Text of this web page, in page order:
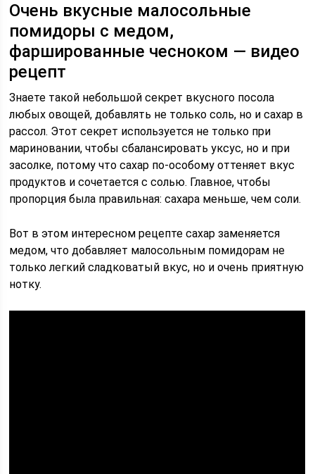
Очень вкусные малосольные
помидоры с медом,
фаршированные чесноком — видео
рецепт
Знаете такой небольшой секрет вкусного посола
любых овощей, добавлять не только соль, но и сахар в
рассол. Этот секрет используется не только при
мариновании, чтобы сбалансировать уксус, но и при
засолке, потому что сахар по-особому оттеняет вкус
продуктов и сочетается с солью. Главное, чтобы
пропорция была правильная: сахара меньше, чем соли.
Вот в этом интересном рецепте сахар заменяется
медом, что добавляет малосольным помидорам не
только легкий сладковатый вкус, но и очень приятную
нотку.